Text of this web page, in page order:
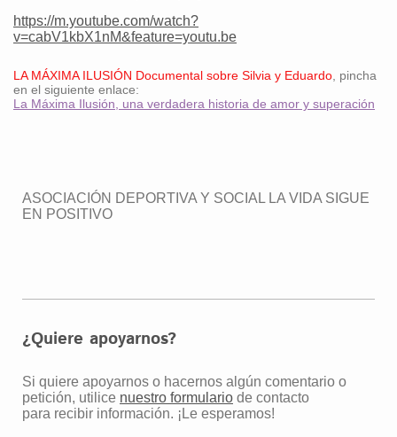
https://m.youtube.com/watch?
v=cabV1kbX1nM&feature=youtu.be
LA MÁXIMA ILUSIÓN Documental sobre Silvia y Eduardo , pincha
en el siguiente enlace:
La Máxima Ilusión, una verdadera historia de amor y superación
ASOCIACIÓN DEPORTIVA Y SOCIAL LA VIDA SIGUE
EN POSITIVO
¿Quiere apoyarnos?
Si quiere apoyarnos o hacernos algún comentario o
petición, utilice nuestro formulario de contacto
para recibir información. ¡Le esperamos!